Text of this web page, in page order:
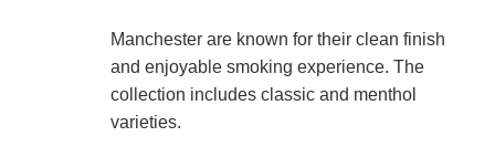
Manchester are known for their clean finish
and enjoyable smoking experience. The
collection includes classic and menthol
varieties.